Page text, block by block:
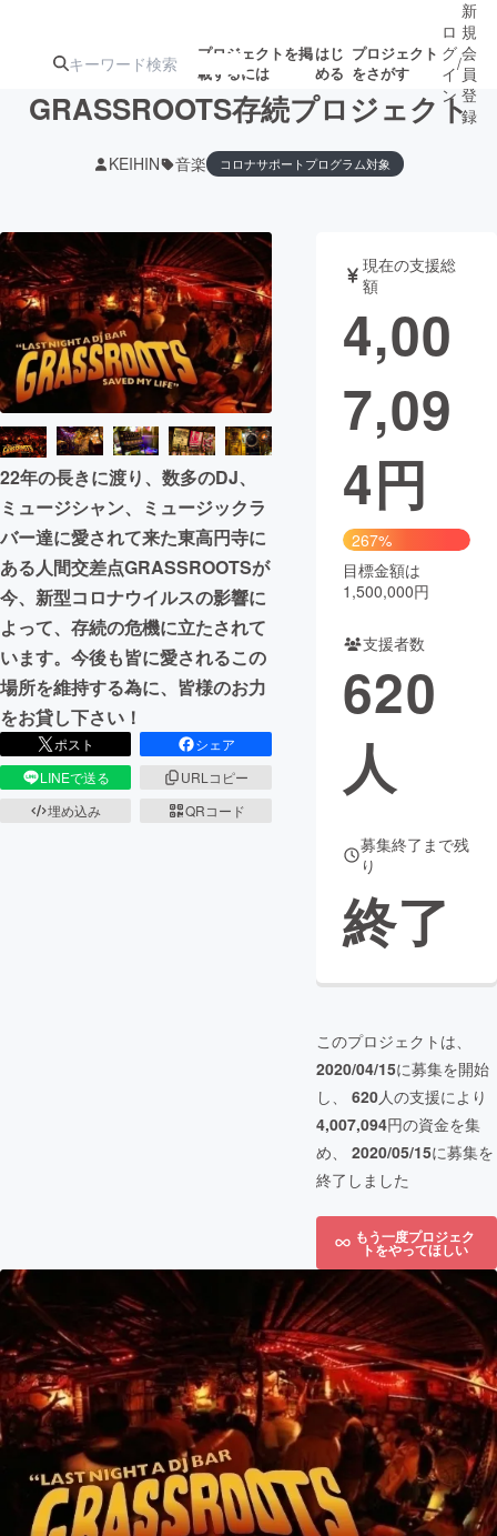
プロジェクトを掲
載するには
はじ
める
プロジェクト
をさがす
アート・写真
テクノロジー・ガジェット ゲーム・サ
映像・映画 書籍・雑誌
ビジネス・起業 チャレンジ
まちづくり・地域活性化
CAMPFIRE for Social Good
CAMPFIREふるさと納税 machi-ya コミュニティ
ロ
グ
イ
ン
/
新
規
会
員
登
録
GRASSROOTS存続プロジェクト
KEIHIN 音楽 コロナサポートプログラム対象
22年の長きに渡り、数多のDJ、
ミュージシャン、ミュージックラ
バー達に愛されて来た東高円寺に
ある人間交差点GRASSROOTSが
今、新型コロナウイルスの影響に
よって、存続の危機に立たされて
います。今後も皆に愛されるこの
場所を維持する為に、皆様のお力
をお貸し下さい！
ポスト
シェア
LINEで送る
URLコピー
埋め込み
QRコード
現在の支援総
額
4,00
7,09
4円
267%
目標金額は
1,500,000円
支援者数
620
人
募集終了まで残
り
終了
このプロジェクトは、
2020/04/15に募集を開始
し、 620人の支援により
4,007,094円の資金を集
め、 2020/05/15に募集を
終了しました
もう一度プロジェク
トをやってほしい